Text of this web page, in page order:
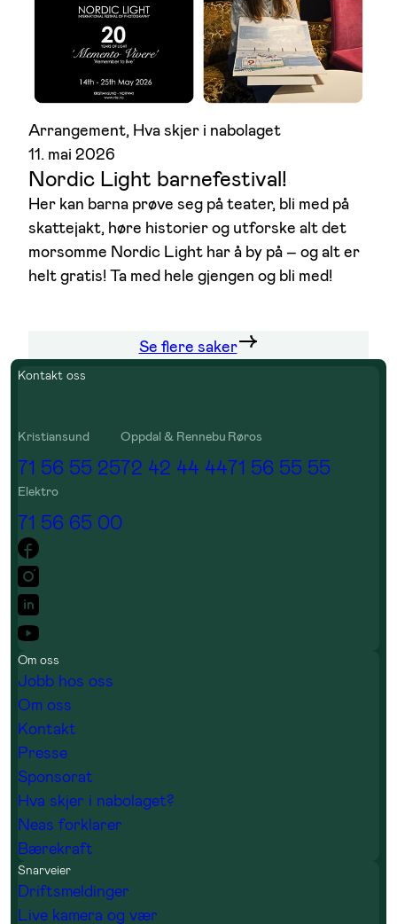
Arrangement, Hva skjer i nabolaget
11. mai 2026
Nordic Light barnefestival!
Her kan barna prøve seg på teater, bli med på
skattejakt, høre historier og utforske alt det
morsomme Nordic Light har å by på – og alt er
helt gratis! Ta med hele gjengen og bli med!
Se flere saker
Kontakt oss
Kristiansund
71 56 55 25
Oppdal & Rennebu
72 42 44 44
Røros
71 56 55 55
Elektro
71 56 65 00
Om oss
Jobb hos oss
Om oss
Kontakt
Presse
Sponsorat
Hva skjer i nabolaget?
Neas forklarer
Bærekraft
Snarveier
Driftsmeldinger
Live kamera og vær